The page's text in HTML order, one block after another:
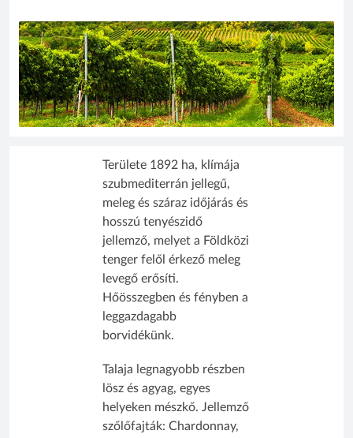
Területe 1892 ha, klímája
szubmediterrán jellegű,
meleg és száraz időjárás és
hosszú tenyészidő
jellemző, melyet a Földközi
tenger felől érkező meleg
levegő erősíti.
Hőösszegben és fényben a
leggazdagabb
borvidékünk.
Talaja legnagyobb részben
lösz és agyag, egyes
helyeken mészkő. Jellemző
szőlőfajták: Chardonnay,